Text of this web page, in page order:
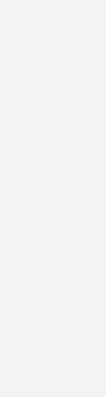
an. Dann
für unsere Klienten
haben,
ob sie zum
Danach
des
Recruiting